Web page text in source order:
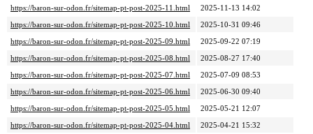
https://baron-sur-odon.fr/sitemap-pt-post-2025-11.html
2025-11-13 14:02
https://baron-sur-odon.fr/sitemap-pt-post-2025-10.html
2025-10-31 09:46
https://baron-sur-odon.fr/sitemap-pt-post-2025-09.html
2025-09-22 07:19
https://baron-sur-odon.fr/sitemap-pt-post-2025-08.html
2025-08-27 17:40
https://baron-sur-odon.fr/sitemap-pt-post-2025-07.html
2025-07-09 08:53
https://baron-sur-odon.fr/sitemap-pt-post-2025-06.html
2025-06-30 09:40
https://baron-sur-odon.fr/sitemap-pt-post-2025-05.html
2025-05-21 12:07
https://baron-sur-odon.fr/sitemap-pt-post-2025-04.html
2025-04-21 15:32